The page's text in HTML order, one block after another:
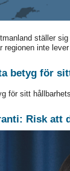
ställer
inte
betyg för
för sitt
Risk att